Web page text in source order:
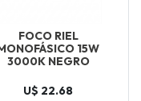
FOCO RIEL
15W
3000K NEGRO
U$ 22.68